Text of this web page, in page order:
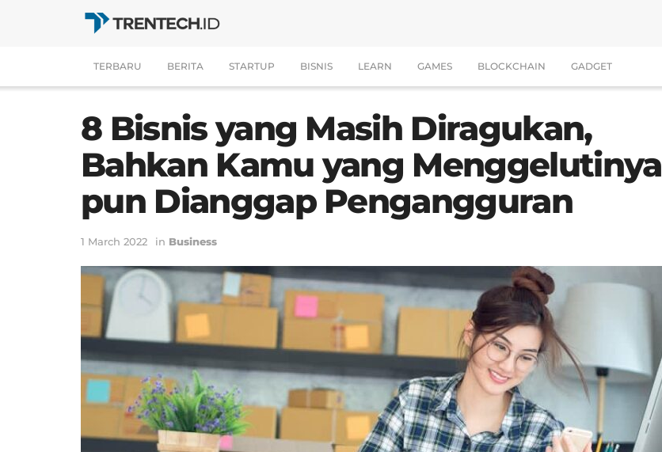
TERBARU BERITA STARTUP BISNIS LEARN GAMES BLOCKCHAIN GADGET
8 Bisnis yang Masih Diragukan,
Bahkan Kamu yang Menggelutinya
pun Dianggap Pengangguran
1 March 2022 in Business